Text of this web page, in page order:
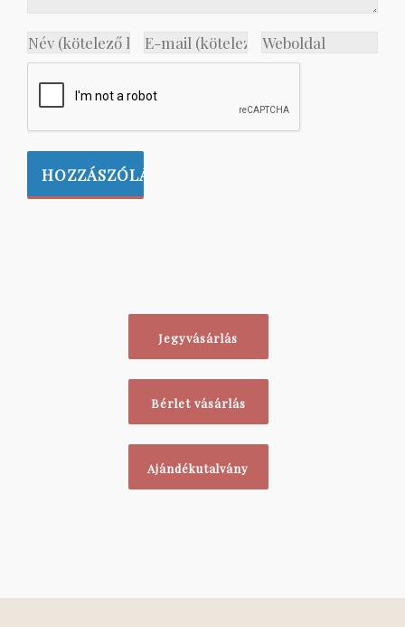
Jegyvásárlás
Bérlet vásárlás
Ajándékutalvány